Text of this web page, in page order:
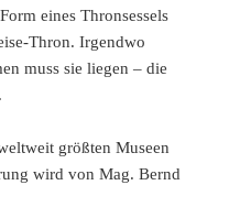
eines Thronsessels
Thron. Irgendwo
muss sie liegen – die
größten Museen
wird von Mag. Bernd